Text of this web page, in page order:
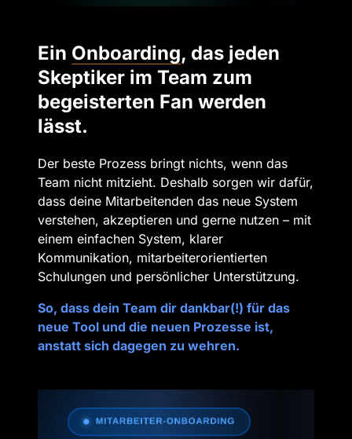
Ein Onboarding, das jeden
Skeptiker im Team zum
begeisterten Fan werden
lässt.
Der beste Prozess bringt nichts, wenn das
Team nicht mitzieht. Deshalb sorgen wir da
dass deine Mitarbeitenden das neue
verstehen, akzeptieren und gerne nutzen –
einem einfachen System, klarer
Kommunikation, mitarbeiterorientierten
Schulungen und persönlicher Unterstützung.
So, dass dein Team dir dankbar(!) für
neue Tool und die neuen Prozesse
anstatt sich dagegen zu wehren.